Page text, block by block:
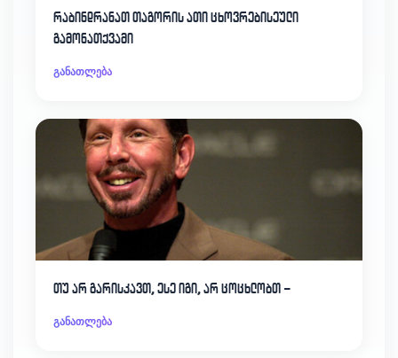
რაბინდრანათ თაგორის ათი ცხოვრებისეული
გამონათქვამი
განათლება
თუ არ გარისკავთ, ესე იგი, არ ცოცხლობთ –
განათლება